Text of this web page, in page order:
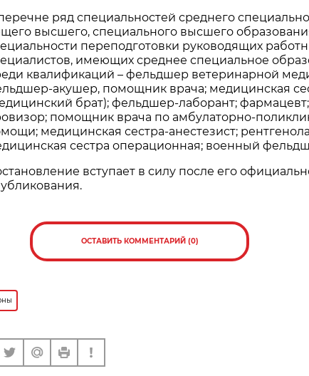
ряд специальностей среднего
высшего, специального высшего
переподготовки руководящих
имеющих среднее специальное
квалификаций – фельдшер ветеринарной
акушер, помощник врача; медицинская
брат); фельдшер-лаборант;
помощник врача по амбулаторно-
медицинская сестра-анестезист;
сестра операционная; военный
вступает в силу после его
ОСТАВИТЬ КОММЕНТАРИЙ (0)